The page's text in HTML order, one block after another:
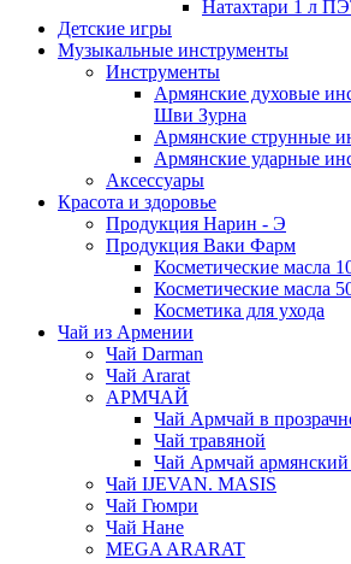
Натахтари 1 л
Детские игры
Музыкальные инструменты
Инструменты
Армянские духовые
Шви Зурна
Армянские струнные
Армянские ударные
Аксессуары
Красота и здоровье
Продукция Нарин - Э
Продукция Ваки Фарм
Косметические масла
Косметические масла
Косметика для ухода
Чай из Армении
Чай Darman
Чай Ararat
АРМЧАЙ
Чай Армчай в
Чай травяной
Чай Армчай армянский
Чай IJEVAN. MASIS
Чай Гюмри
Чай Нане
MEGA ARARAT